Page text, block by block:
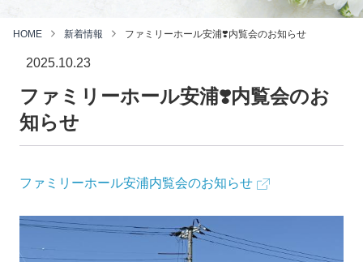
HOME 新着情報 ファミリーホール安浦❣️内覧会のお知らせ
2025.10.23
ファミリーホール安浦❣️内覧会のお
知らせ
ファミリーホール安浦内覧会のお知らせ